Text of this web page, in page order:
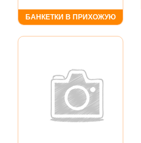
БАНКЕТКИ В ПРИХОЖУЮ